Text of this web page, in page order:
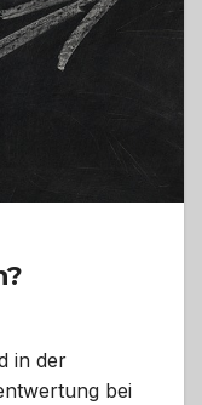
in der
bei